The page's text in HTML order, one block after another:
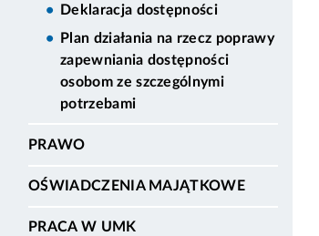
Deklaracja dostępności
Plan działania na rzecz poprawy
zapewniania dostępności
osobom ze szczególnymi
potrzebami
PRAWO
OŚWIADCZENIA MAJĄTKOWE
PRACA W UMK